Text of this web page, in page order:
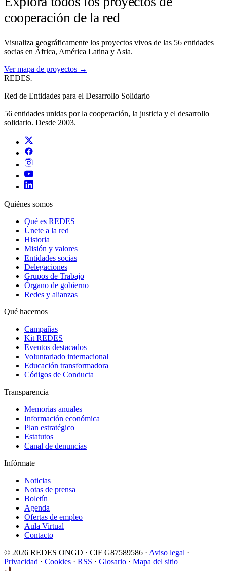
cooperación de la red
Visualiza geográficamente los proyectos vivos de las 56 entidades
socias en África, América Latina y Asia.
Ver mapa de proyectos →
REDES.
Red de Entidades para el Desarrollo Solidario
56 entidades unidas por la cooperación, la justicia y el desarrollo
solidario. Desde 2003.
Quiénes somos
Qué es REDES
Únete a la red
Historia
Misión y valores
Entidades socias
Delegaciones
Grupos de Trabajo
Órgano de gobierno
Redes y alianzas
Qué hacemos
Campañas
Kit REDES
Eventos destacados
Voluntariado internacional
Educación transformadora
Códigos de Conducta
Transparencia
Memorias anuales
Información económica
Plan estratégico
Estatutos
Canal de denuncias
Infórmate
Noticias
Notas de prensa
Boletín
Agenda
Ofertas de empleo
Aula Virtual
Contacto
© 2026 REDES ONGD · CIF G87589586 · Aviso legal ·
Privacidad · Cookies · RSS · Glosario · Mapa del sitio